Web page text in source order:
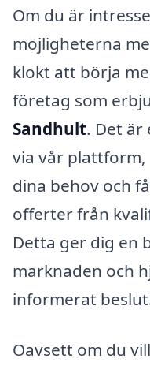
Om du är
möjligheterna
klokt att börja
företag som
Sandhult. Det
via vår plattform,
dina behov och
offerter från
Detta ger dig en
marknaden och
informerat
Oavsett om du